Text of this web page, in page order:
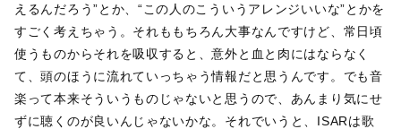
えるんだろう”とか、“この人のこういうアレンジいいな”とかを
すごく考えちゃう。それももちろん大事なんですけど、常日頃
使うものからそれを吸収すると、意外と血と肉にはならなく
て、頭のほうに流れていっちゃう情報だと思うんです。でも音
楽って本来そういうものじゃないと思うので、あんまり気にせ
ずに聴くのが良いんじゃないかな。それでいうと、ISARは歌